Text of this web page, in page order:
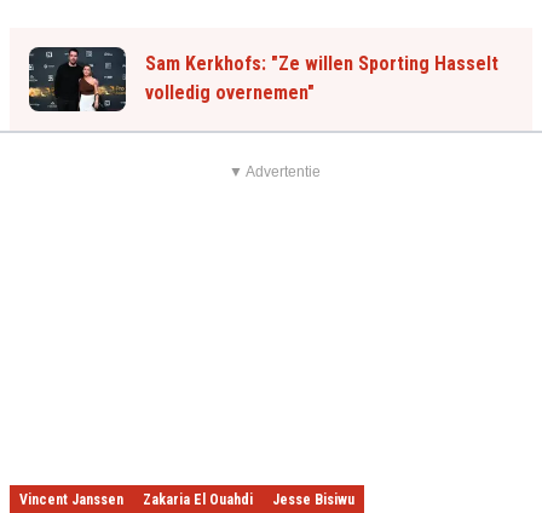
Sam Kerkhofs: "Ze willen Sporting Hasselt
volledig overnemen"
▼ Advertentie
Vincent Janssen Zakaria El Ouahdi Jesse Bisiwu